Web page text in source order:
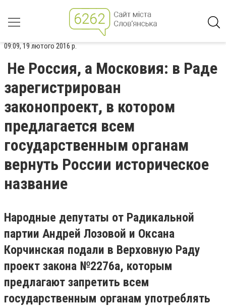
09:09, 19 лютого 2016 р.
Не Россия, а Московия: в Раде
зарегистрирован
законопроект, в котором
предлагается всем
государственным органам
вернуть России историческое
название
Народные депутаты от Радикальной
партии Андрей Лозовой и Оксана
Корчинская подали в Верховную Раду
проект закона №2276а, которым
предлагают запретить всем
государственным органам употреблять